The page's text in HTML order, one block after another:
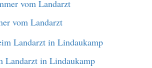
vom Landarzt
Landarzt in Lindaukamp